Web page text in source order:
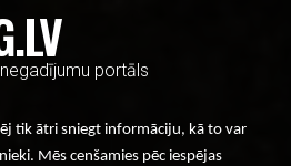
portāls
tik ātri sniegt informāciju, kā to var
Mēs cenšamies pēc iespējas